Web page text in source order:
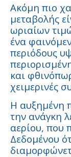
Ακόμη πιο
μεταβολής
ωριαίων
ένα
περιόδους
και
χειμερινές
Η αυξημένη
την ανάγκη
αερίου, που
Δεδομένου